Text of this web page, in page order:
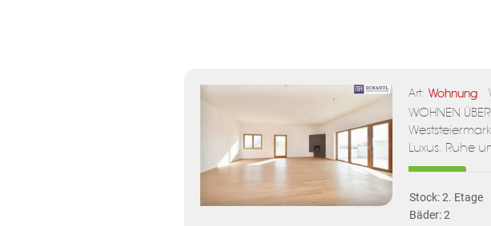
Art: Wohnung
WOHNEN
Luxus, Ruhe
Stock: 2. Etage
Bäder: 2